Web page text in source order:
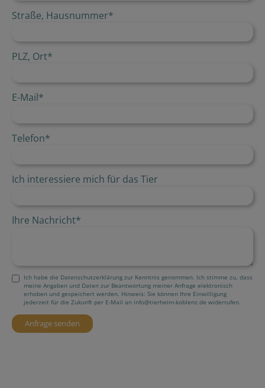
Straße, Hausnummer*
PLZ, Ort*
E-Mail*
Telefon*
Ich interessiere mich für das Tier
Ihre Nachricht*
Ich habe die Datenschutzerklärung zur Kenntnis genommen. Ich stimme zu, dass
meine Angaben und Daten zur Beantwortung meiner Anfrage elektronisch
erhoben und gespeichert werden. Hinweis: Sie können Ihre Einwilligung
jederzeit für die Zukunft per E-Mail an info@tierheim-koblenz.de widerrufen.